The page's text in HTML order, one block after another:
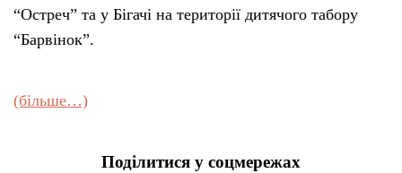
“Остреч” та у Бігачі на території дитячого табору
“Барвінок”.
(більше…)
Поділитися у соцмережах